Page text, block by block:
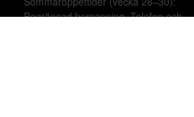
Begränsad bemanning. Telefon och